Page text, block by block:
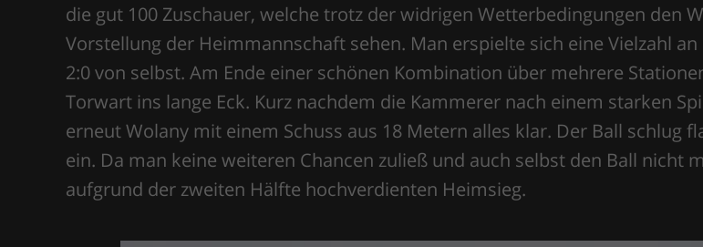
die gut 100 Zuschauer, welche trotz der widrigen Wetterbedingungen den
Vorstellung der Heimmannschaft sehen. Man erspielte sich eine Vielzahl
2:0 von selbst. Am Ende einer schönen Kombination über mehrere
Torwart ins lange Eck. Kurz nachdem die Kammerer nach einem starken
erneut Wolany mit einem Schuss aus 18 Metern alles klar. Der Ball schlug
ein. Da man keine weiteren Chancen zuließ und auch selbst den Ball nicht
aufgrund der zweiten Hälfte hochverdienten Heimsieg.